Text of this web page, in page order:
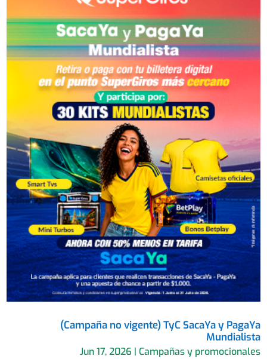
(Campaña no vigente) TyC SacaYa y PagaYa
Mundialista
Jun 17, 2026 | Campañas y promocionales